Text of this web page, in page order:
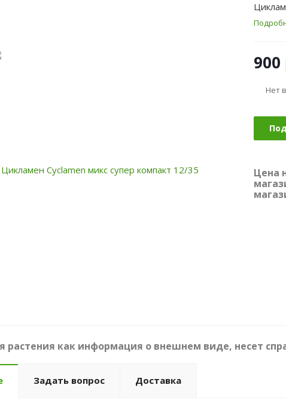
900
Нет
Цена
растения как информация о внешнем виде, несет
Задать вопрос Доставка